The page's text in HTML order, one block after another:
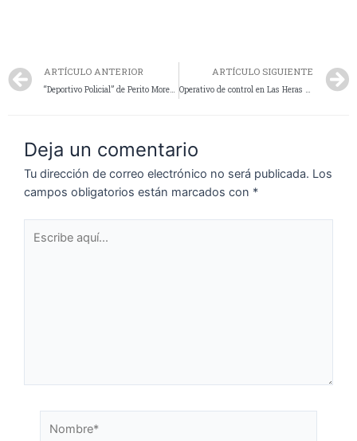
ARTÍCULO ANTERIOR ARTÍCULO SIGUIENTE
Deja un comentario
Tu dirección de correo electrónico no será publicada. Los
campos obligatorios están marcados con *